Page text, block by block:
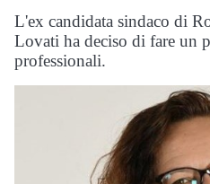
L'ex candidata sindaco di
Lovati ha deciso di fare un
professionali.